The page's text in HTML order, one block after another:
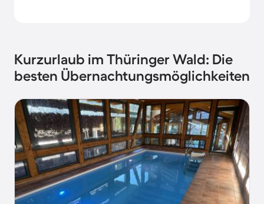
Kurzurlaub im Thüringer Wald: Die
besten Übernachtungsmöglichkeiten